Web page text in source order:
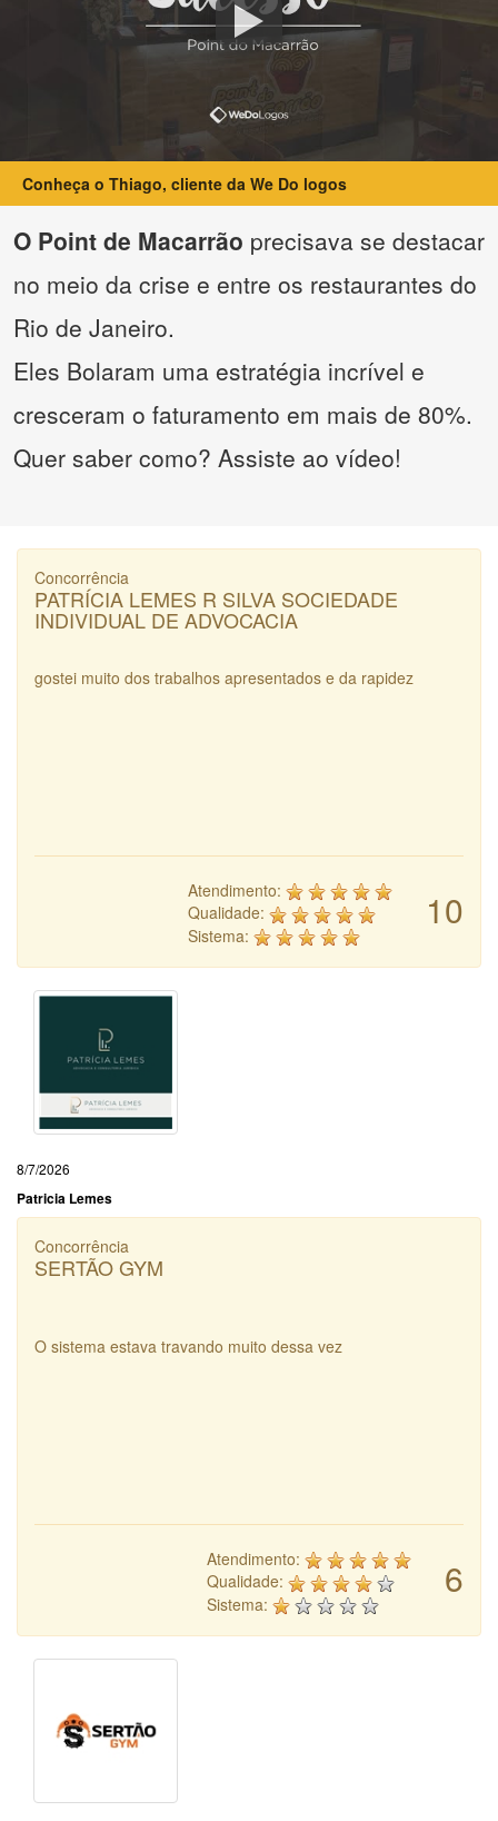
Conheça o Thiago, cliente da We Do logos
O Point de Macarrão precisava se destacar
no meio da crise e entre os restaurantes do
Rio de Janeiro.
Eles Bolaram uma estratégia incrível e
cresceram o faturamento em mais de 80%.
Quer saber como? Assiste ao vídeo!
Concorrência
PATRÍCIA LEMES R SILVA SOCIEDADE
INDIVIDUAL DE ADVOCACIA
gostei muito dos trabalhos apresentados e da rapidez
10
Atendimento:
Qualidade:
Sistema:
8/7/2026
Patricia Lemes
Concorrência
SERTÃO GYM
O sistema estava travando muito dessa vez
6
Atendimento:
Qualidade:
Sistema: